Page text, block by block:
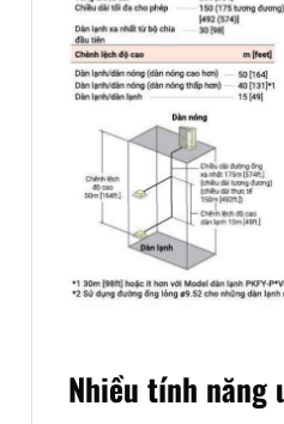
Nhiều tính năng